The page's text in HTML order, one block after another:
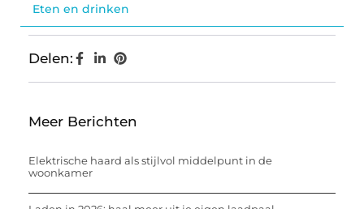
Eten en drinken
Delen:
Meer Berichten
Elektrische haard als stijlvol middelpunt in de
woonkamer